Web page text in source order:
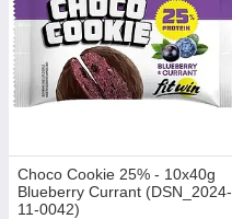
Choco Cookie 25% - 10x40g
Blueberry Currant (DSN_2024-
11-0042)